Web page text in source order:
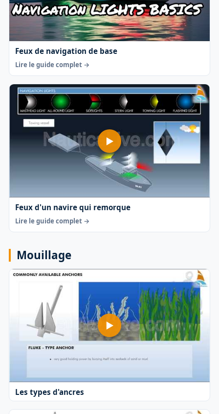
Feux de navigation de base
Lire le guide complet →
Feux d'un navire qui remorque
Lire le guide complet →
Mouillage
Les types d'ancres